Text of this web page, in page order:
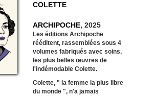
COLETTE
ARCHIPOCHE, 2025
Les éditions Archipoche
rééditent, rassemblées sous 4
volumes fabriqués avec soins,
les plus belles œuvres de
l'indémodable Colette.
Colette, " la femme la plus libre
du monde ", n'a jamais